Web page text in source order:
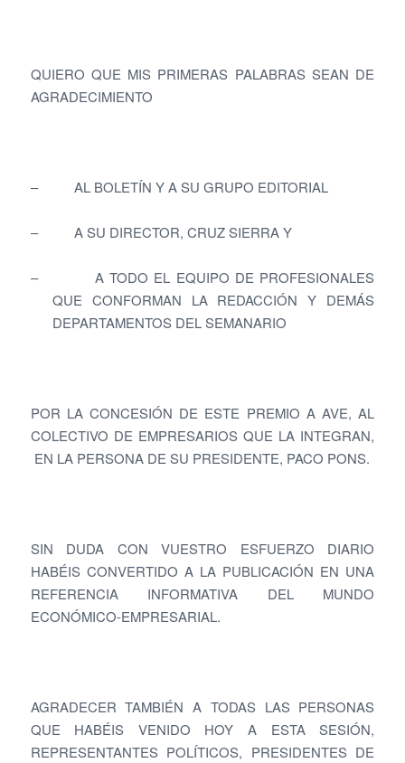
QUIERO QUE MIS PRIMERAS PALABRAS SEAN DE
AGRADECIMIENTO
– AL BOLETÍN Y A SU GRUPO EDITORIAL
– A SU DIRECTOR, CRUZ SIERRA Y
– A TODO EL EQUIPO DE PROFESIONALES
QUE CONFORMAN LA REDACCIÓN Y DEMÁS
DEPARTAMENTOS DEL SEMANARIO
POR LA CONCESIÓN DE ESTE PREMIO A AVE, AL
COLECTIVO DE EMPRESARIOS QUE LA INTEGRAN,
EN LA PERSONA DE SU PRESIDENTE, PACO PONS.
SIN DUDA CON VUESTRO ESFUERZO DIARIO
HABÉIS CONVERTIDO A LA PUBLICACIÓN EN UNA
REFERENCIA INFORMATIVA DEL MUNDO
ECONÓMICO-EMPRESARIAL.
AGRADECER TAMBIÉN A TODAS LAS PERSONAS
QUE HABÉIS VENIDO HOY A ESTA SESIÓN,
REPRESENTANTES POLÍTICOS, PRESIDENTES DE